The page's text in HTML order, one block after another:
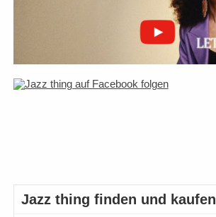
Jazz thing finden und kaufen